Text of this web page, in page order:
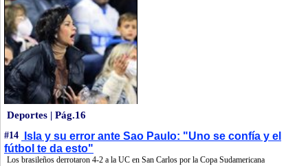
Deportes | Pág.16
#14
Isla y su error ante Sao Paulo: "Uno se confía y el
fútbol te da esto"
Los brasileños derrotaron 4-2 a la UC en San Carlos por la Copa Sudamericana